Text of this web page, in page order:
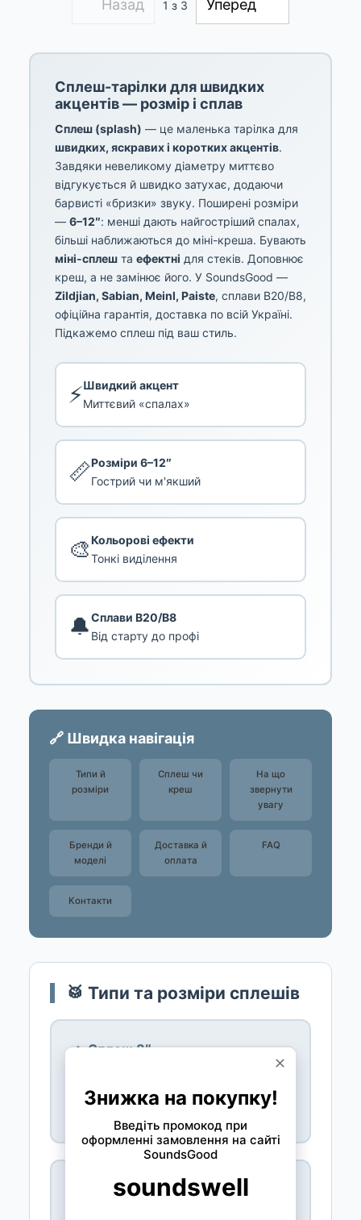
Назад 1 з 3 Уперед
Сплеш-тарілки для швидких
акцентів — розмір і сплав
Сплеш (splash) — це маленька тарілка для
швидких, яскравих і коротких акцентів.
Завдяки невеликому діаметру миттєво
відгукується й швидко затухає, додаючи
барвисті «бризки» звуку. Поширені розміри
— 6–12″: менші дають найгостріший спалах,
більші наближаються до міні-креша. Бувають
міні-сплеш та ефектні для стеків. Доповнює
креш, а не замінює його. У SoundsGood —
Zildjian, Sabian, Meinl, Paiste, сплави B20/B8,
офіційна гарантія, доставка по всій Україні.
Підкажемо сплеш під ваш стиль.
⚡Швидкий акцент
Миттєвий «спалах»
📏Розміри 6–12″
Гострий чи м'якший
🎨Кольорові ефекти
Тонкі виділення
🔔Сплави B20/B8
Від старту до профі
🔗 Швидка навігація
Типи й
розміри
Сплеш чи
креш
На що
звернути
увагу
Бренди й
моделі
Доставка й
оплата
FAQ
Контакти
🥁 Типи та розміри сплешів
🔹 Сплеш 8″
високий «спалах» для тонких ефектів.
🔸 Сплеш 10″